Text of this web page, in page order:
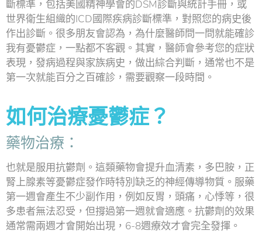
斷標準，包括美國精神學會的DSM診斷與統計手冊，或
世界衛生組織的ICD國際疾病診斷標準，對照您的病史後
作出診斷。很多朋友會認為，為什麼醫師問一問就能確診
我有憂鬱症，一點都不客觀。其實，醫師會參考您的症狀
表現，發病過程與家族病史，做出綜合判斷，通常也不是
第一次就能百分之百確診，需要觀察一段時間。
如何治療憂鬱症？
藥物治療：
也就是服用抗鬱劑。這類藥物會提升血清素，多巴胺，正
腎上腺素等憂鬱症發作時特別缺乏的神經傳導物質。服藥
第一週會產生不少副作用，例如反胃，頭痛，心悸等，很
多患者無法忍受，但撐過第一週就會適應。抗鬱劑的效果
通常需兩週才會開始出現，6-8週療效才會完全發揮。